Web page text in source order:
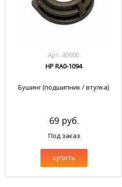
Арт. 40006
HP RA0-1094
Бушинг (подшипник / втулка)
69 руб.
Под заказ
купить